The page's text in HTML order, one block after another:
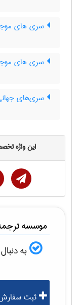
سری های
سری های
سری‌های
این واژه
موسسه ترجمه
به
ثبت